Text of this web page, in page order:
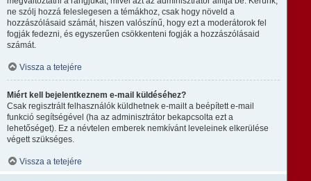
ne szólj hozzá feleslegesen a témákhoz, csak hogy növeld a
hozzászólásaid számát, hiszen valószínű, hogy ezt a moderátorok fel
fogják fedezni, és egyszerűen csökkenteni fogják a hozzászólásaid
számát.
Vissza a tetejére
Miért kell bejelentkeznem e-mail küldéséhez?
Csak regisztrált felhasználók küldhetnek e-mailt a beépített e-mail
funkció segítségével (ha az adminisztrátor bekapcsolta ezt a
lehetőséget). Ez a névtelen emberek nemkívánt leveleinek elkerülése
végett szükséges.
Vissza a tetejére